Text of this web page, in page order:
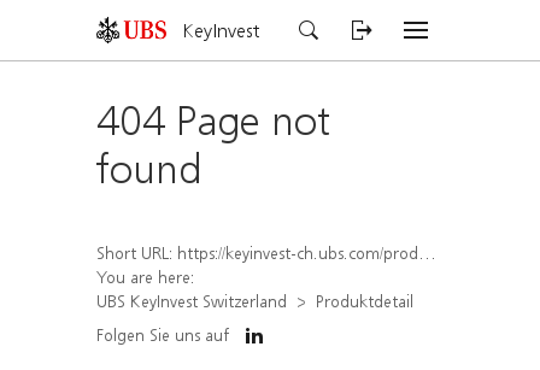
KeyInvest
404 Page not
found
Short URL: https://keyinvest-ch.ubs.com/produkt/detail/index/isin/CH1456565790
You are here:
UBS KeyInvest Switzerland
Produktdetail
Folgen Sie uns auf